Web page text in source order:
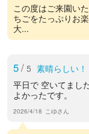
この度はご来園い
ちごをたっぷりお
大...
5/ 5 素晴らしい！
平日で 空いてまし
よかったです。
2026/4/18 こゆさん